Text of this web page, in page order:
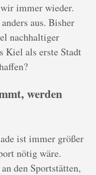
immer wieder.
aus. Bisher
nachhaltiger
Kiel als erste Stadt
werden
ist immer größer
nötig wäre.
den Sportstätten,